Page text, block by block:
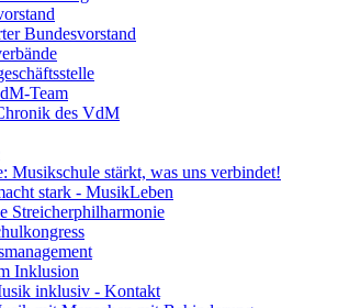
Bundesvorstand
Team
des VdM
Musikschule stärkt, was uns verbindet!
stark - MusikLeben
Streicherphilharmonie
Inklusion
inklusiv - Kontakt